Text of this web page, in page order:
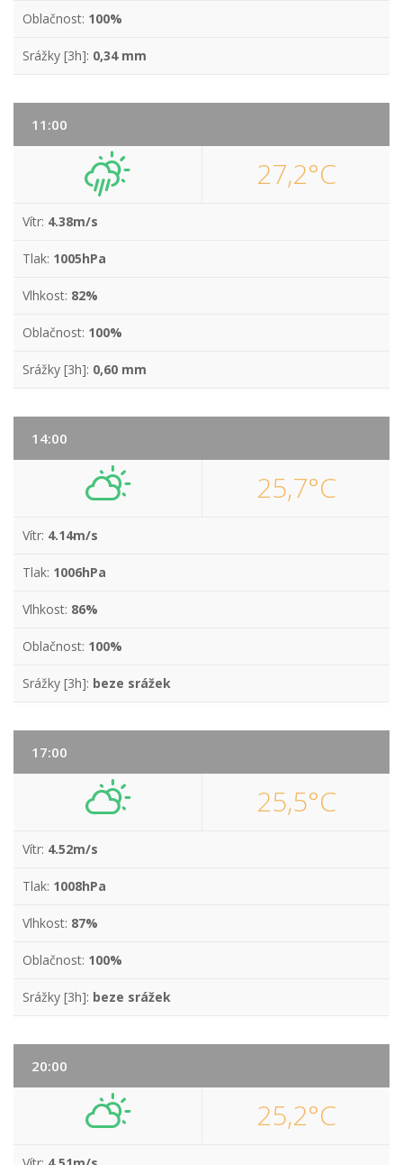
Oblačnost: 100%
Srážky [3h]: 0,34 mm
11:00
27,2°C
Vítr: 4.38m/s
Tlak: 1005hPa
Vlhkost: 82%
Oblačnost: 100%
Srážky [3h]: 0,60 mm
14:00
25,7°C
Vítr: 4.14m/s
Tlak: 1006hPa
Vlhkost: 86%
Oblačnost: 100%
Srážky [3h]: beze srážek
17:00
25,5°C
Vítr: 4.52m/s
Tlak: 1008hPa
Vlhkost: 87%
Oblačnost: 100%
Srážky [3h]: beze srážek
20:00
25,2°C